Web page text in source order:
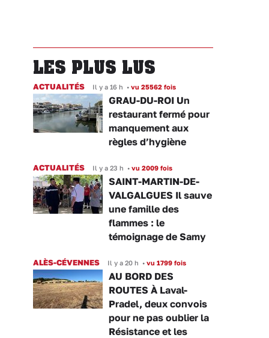
LES PLUS LUS
ACTUALITÉS Il y a 16 h • vu 25562 fois
GRAU-DU-ROI Un
restaurant fermé pour
manquement aux
règles d’hygiène
ACTUALITÉS Il y a 23 h • vu 2009 fois
SAINT-MARTIN-DE-
VALGALGUES Il sauve
une famille des
flammes : le
témoignage de Samy
ALÈS-CÉVENNES Il y a 20 h • vu 1799 fois
AU BORD DES
ROUTES À Laval-
Pradel, deux convois
pour ne pas oublier la
Résistance et les